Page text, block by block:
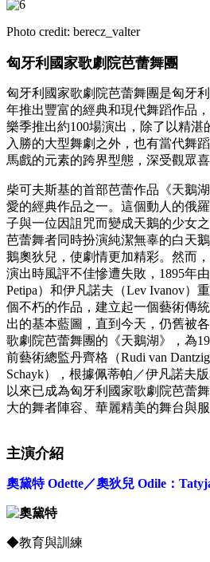
Photo credit: berecz_valter
匈牙利國家歌劇院芭蕾舞團
匈牙利國家歌劇院芭蕾舞團是匈牙
年推出豐富的經典和現代舞蹈作品
樂季推出約100場演出，除了以精湛
入勝的大型舞劇之外，也有當代舞
馬戲的元素的跨界型態，深受觀眾喜
柴可夫斯基的首部芭蕾作品《天鵝
愛的經典作品之一。這個動人的俄
子與一位因詛咒而變成天鵝的少女
芭蕾舞者同時扮演純潔無辜的白天
鵝奧狄兒，使劇情更加精彩。然而
演出時風評不佳慘遭失敗，1895年
Petipa）和伊凡諾夫（Lev Ivanov）
個不朽的作品，建立起一個藝術傳
出的基本藍圖，直到今天，仍舊被
歌劇院芭蕾舞團的《天鵝湖》，為
前藝術總監丹齊格（Rudi van
Schayk），根據佩蒂帕／伊凡諾夫
以來已成為匈牙利國家歌劇院芭蕾
大的舞者陣容、華麗精美的舞台與服
主演介紹
奧黛特 Odette／奧狄兒 Odile：
◆教育與訓練